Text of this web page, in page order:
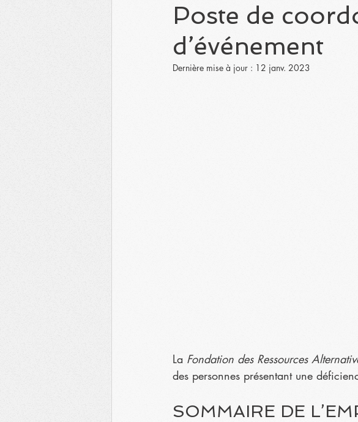
Poste de
d’événement
Dernière mise à jour : 12 janv. 2023
La Fondation des Ressources
des personnes présentant une
SOMMAIRE DE